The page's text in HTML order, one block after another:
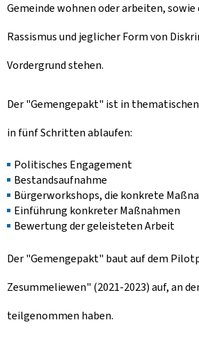
Gemeinde wohnen oder arbeiten,
Rassismus und jeglicher Form von
Vordergrund stehen.
Der "Gemengepakt" ist in
in fünf Schritten ablaufen:
Politisches Engagement
Bestandsaufnahme
Bürgerworkshops, die konkrete
Einführung konkreter Maßnahmen
Bewertung der geleisteten Arbeit
Der "Gemengepakt" baut auf dem
Zesummeliewen" (2021-2023) auf, an
teilgenommen haben.